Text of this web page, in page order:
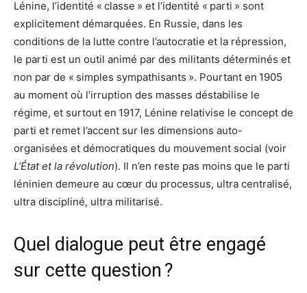
Lénine, l’identité « classe » et l’identité « parti » sont
explicitement démarquées. En Russie, dans les
conditions de la lutte contre l’autocratie et la répression,
le parti est un outil animé par des militants déterminés et
non par de « simples sympathisants ». Pourtant en 1905
au moment où l’irruption des masses déstabilise le
régime, et surtout en 1917, Lénine relativise le concept de
parti et remet l’accent sur les dimensions auto-
organisées et démocratiques du mouvement social (voir
L’État et la révolution). Il n’en reste pas moins que le parti
léninien demeure au cœur du processus, ultra centralisé,
ultra discipliné, ultra militarisé.
Quel dialogue peut être engagé
sur cette question ?